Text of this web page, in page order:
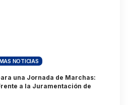
NOTICIAS
una Jornada de Marchas:
a la Juramentación de